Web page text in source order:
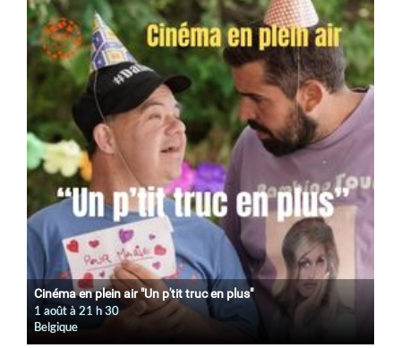
Cinéma en plein air "Un p'tit truc en plus"
1 août à 21 h 30
Belgique